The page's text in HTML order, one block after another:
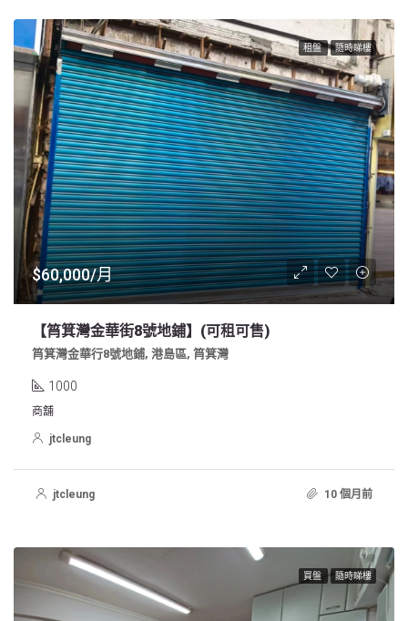
租盤 隨時睇樓
$60,000/月
【筲箕灣金華街8號地鋪】(可租可售)
筲箕灣金華行8號地鋪, 港島區, 筲箕灣
1000
商舖
jtcleung
jtcleung 10 個月前
買盤 隨時睇樓